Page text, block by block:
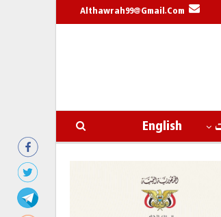
Althawrah99@gmail.com
English